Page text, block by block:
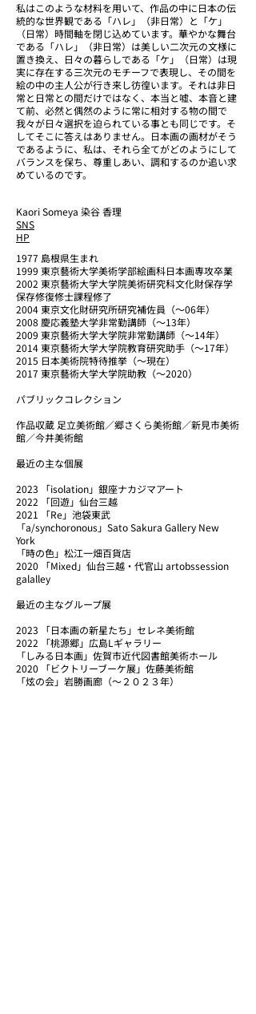
私はこのような材料を用いて、作品の中に日本の伝
統的な世界観である「ハレ」（非日常）と「ケ」
（日常）時間軸を閉じ込めています。華やかな舞台
である「ハレ」（非日常）は美しい二次元の文様に
置き換え、日々の暮らしである「ケ」（日常）は現
実に存在する三次元のモチーフで表現し、その間を
絵の中の主人公が行き来し彷徨います。それは非日
常と日常との間だけではなく、本当と嘘、本音と建
て前、必然と偶然のように常に相対する物の間で
我々が日々選択を迫られている事とも同じです。そ
してそこに答えはありません。日本画の画材がそう
であるように、私は、それら全てがどのようにして
バランスを保ち、尊重しあい、調和するのか追い求
めているのです。
Kaori Someya 染谷 香理
SNS
HP
1977 島根県生まれ
1999 東京藝術大学美術学部絵画科日本画専攻卒業
2002 東京藝術大学大学院美術研究科文化財保存学
保存修復修士課程修了
2004 東京文化財研究所研究補佐員（～06年）
2008 慶応義塾大学非常勤講師（～13年）
2009 東京藝術大学大学院非常勤講師（～14年）
2014 東京藝術大学大学院教育研究助手（～17年）
2015 日本美術院特待推挙（～現在）
2017 東京藝術大学大学院助教（～2020）
パブリックコレクション
作品収蔵 足立美術館／郷さくら美術館／新見市美術
館／今井美術館
最近の主な個展
2023 「isolation」銀座ナカジマアート
2022 「回遊」仙台三越
2021 「Re」池袋東武
「a/synchoronous」Sato Sakura Gallery New
York
「時の色」松江一畑百貨店
2020 「Mixed」仙台三越・代官山 artobssession
galalley
最近の主なグループ展
2023 「日本画の新星たち」セレネ美術館
2022 「桃源郷」広島Lギャラリー
「しみる日本画」佐賀市近代図書館美術ホール
2020 「ビクトリーブーケ展」佐藤美術館
「炫の会」岩勝画廊（～２０２３年）